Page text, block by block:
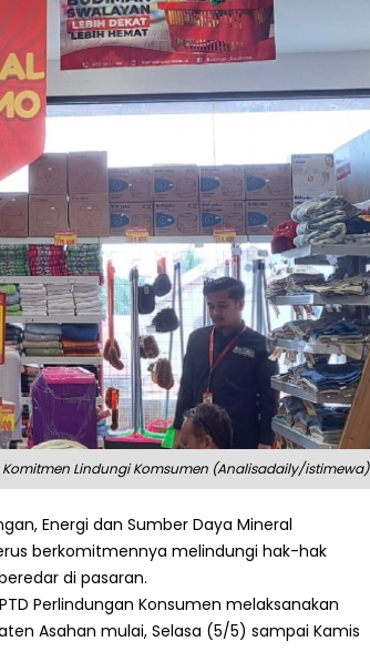
Komitmen Lindungi Komsumen (Analisadaily/istimewa)
Energi dan Sumber Daya Mineral
berkomitmennya melindungi hak-hak
di pasaran.
Perlindungan Konsumen melaksanakan
Asahan mulai, Selasa (5/5) sampai Kamis